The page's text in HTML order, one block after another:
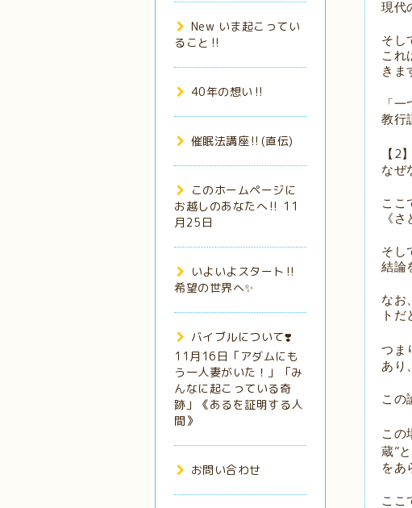
現代
そし
これ
きま
「
教行
【 2
なぜ
ここ
《
そし
結論
なお
トだ
つま
あり
この
この
蔵”
をあ
ここ
New いま起こってい
ること‼️
40年の想い‼️
催眠法講座‼️(直伝)
このホームページに
お越しのあなたへ‼️ 11
月25日
いよいよスタート‼️
希望の世界へ✨
バイブルについて❣️
11月16日「アダムにも
う一人妻がいた！」「み
んなに起こっている奇
跡」《あるを証明する人
間》
お問い合わせ